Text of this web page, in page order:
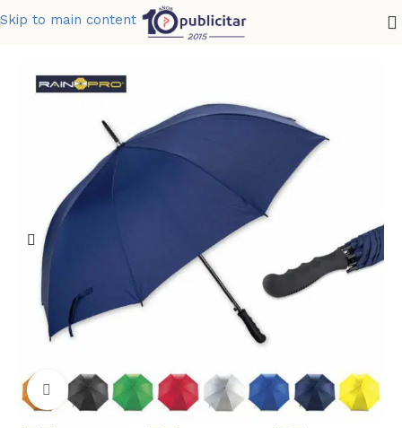
Skip to main content
PARAGUAS BROOK ERGO 27
Clic para ampliar